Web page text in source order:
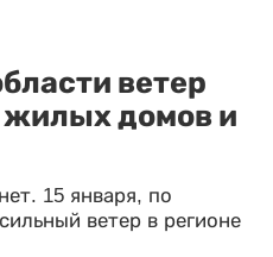
ветер
домов и
15 января, по
ветер в регионе